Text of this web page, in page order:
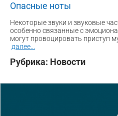
Опасные ноты
Некоторые звуки и звуковые
особенно связанные с
могут провоцировать приступ
далее
Рубрика: Новости